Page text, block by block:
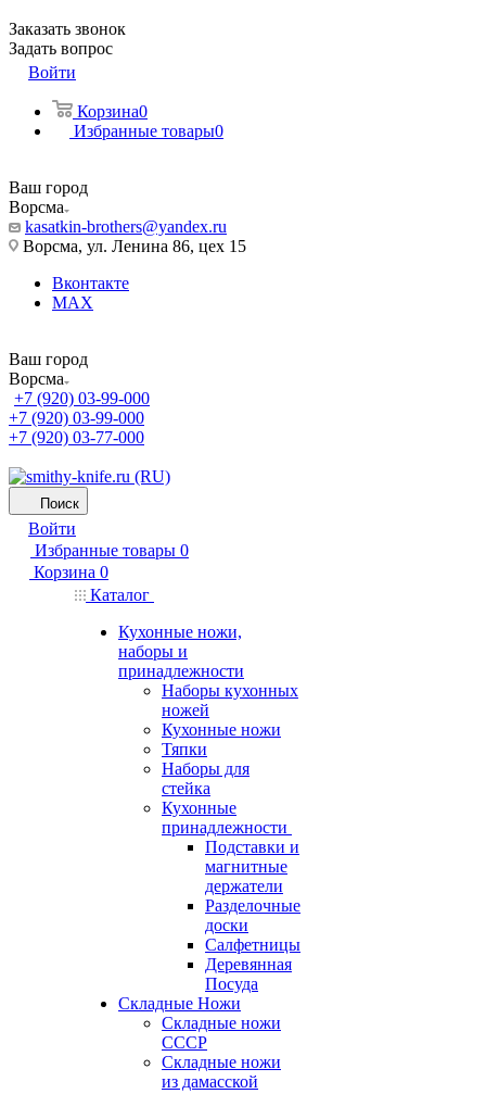
Заказать звонок
Задать вопрос
Войти
Корзина0
Избранные товары0
Ваш город
Ворсма
kasatkin-brothers@yandex.ru
Ворсма, ул. Ленина 86, цех 15
Вконтакте
MAX
Ваш город
Ворсма
+7 (920) 03-99-000
+7 (920) 03-99-000
+7 (920) 03-77-000
Поиск
Войти
Избранные товары 0
Корзина 0
Каталог
Кухонные ножи,
наборы и
принадлежности
Наборы кухонных
ножей
Кухонные ножи
Тяпки
Наборы для
стейка
Кухонные
принадлежности
Подставки и
магнитные
держатели
Разделочные
доски
Салфетницы
Деревянная
Посуда
Складные Ножи
Cкладные ножи
СССР
Складные ножи
из дамасской